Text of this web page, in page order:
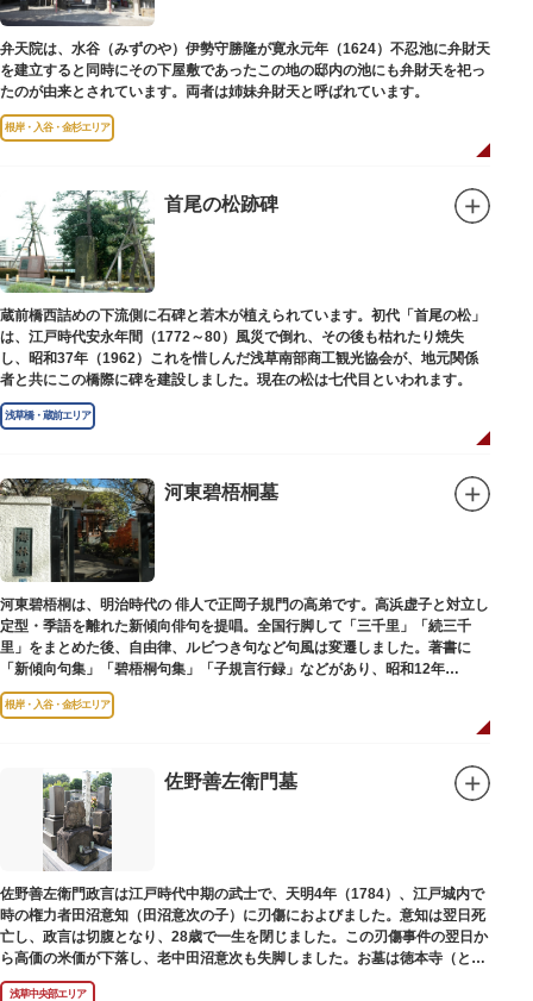
弁天院は、水谷（みずのや）伊勢守勝隆が寛永元年（1624）不忍池に弁財天
を建立すると同時にその下屋敷であったこの地の邸内の池にも弁財天を祀っ
たのが由来とされています。両者は姉妹弁財天と呼ばれています。
根岸・入谷・金杉エリア
首尾の松跡碑
蔵前橋西詰めの下流側に石碑と若木が植えられています。初代「首尾の松」
は、江戸時代安永年間（1772～80）風災で倒れ、その後も枯れたり焼失
し、昭和37年（1962）これを惜しんだ浅草南部商工観光協会が、地元関係
者と共にこの橋際に碑を建設しました。現在の松は七代目といわれます。
浅草橋・蔵前エリア
河東碧梧桐墓
河東碧梧桐は、明治時代の 俳人で正岡子規門の高弟です。高浜虚子と対立し
定型・季語を離れた新傾向俳句を提唱。全国行脚して「三千里」「続三千
里」をまとめた後、自由律、ルビつき句など句風は変遷しました。著書に
「新傾向句集」「碧梧桐句集」「子規言行録」などがあり、昭和12年
（1937）に没し、お墓は梅林寺（ばいりんじ）にあります。
根岸・入谷・金杉エリア
佐野善左衛門墓
佐野善左衛門政言は江戸時代中期の武士で、天明4年（1784）、江戸城内で
時の権力者田沼意知（田沼意次の子）に刃傷におよびました。意知は翌日死
亡し、政言は切腹となり、28歳で一生を閉じました。この刃傷事件の翌日か
ら高価の米価が下落し、老中田沼意次も失脚しました。お墓は徳本寺（とく
ほんじ）境内にあります。
浅草中央部エリア